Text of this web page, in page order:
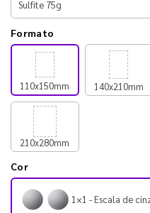
Formato
110x150mm 140x210mm
210x280mm
Cor
1×1 - Escala de